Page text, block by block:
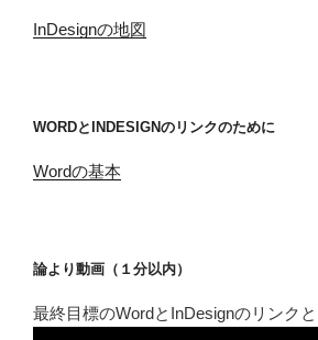
InDesignの地図
WORDとINDESIGNのリンクのために
Wordの基本
論より動画（１分以内）
最終目標のWordとInDesignのリンク